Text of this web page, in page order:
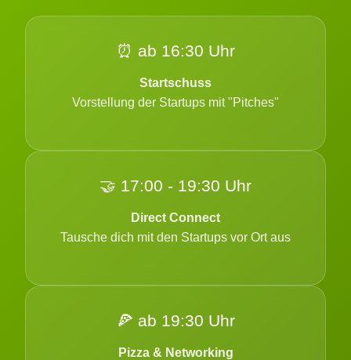
⏰ ab 16:30 Uhr
Startschuss
Vorstellung der Startups mit "Pitches"
🤝 17:00 - 19:30 Uhr
Direct Connect
Tausche dich mit den Startups vor Ort aus
🍕 ab 19:30 Uhr
Pizza & Networking